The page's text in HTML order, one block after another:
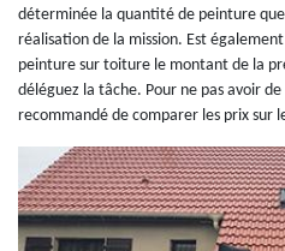
déterminée la quantité de peinture
réalisation de la mission. Est
peinture sur toiture le montant de la
déléguez la tâche. Pour ne pas avoir
recommandé de comparer les prix sur